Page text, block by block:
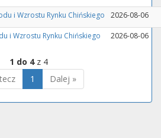
i Wzrostu Rynku Chińskiego 2026-08-06
i Wzrostu Rynku Chińskiego 2026-08-06
1 do 4z 4
1 Dalej »